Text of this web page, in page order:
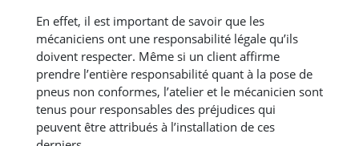
En effet, il est important de savoir que les
mécaniciens ont une responsabilité légale qu’ils
doivent respecter. Même si un client affirme
prendre l’entière responsabilité quant à la pose de
pneus non conformes, l’atelier et le mécanicien sont
tenus pour responsables des préjudices qui
peuvent être attribués à l’installation de ces